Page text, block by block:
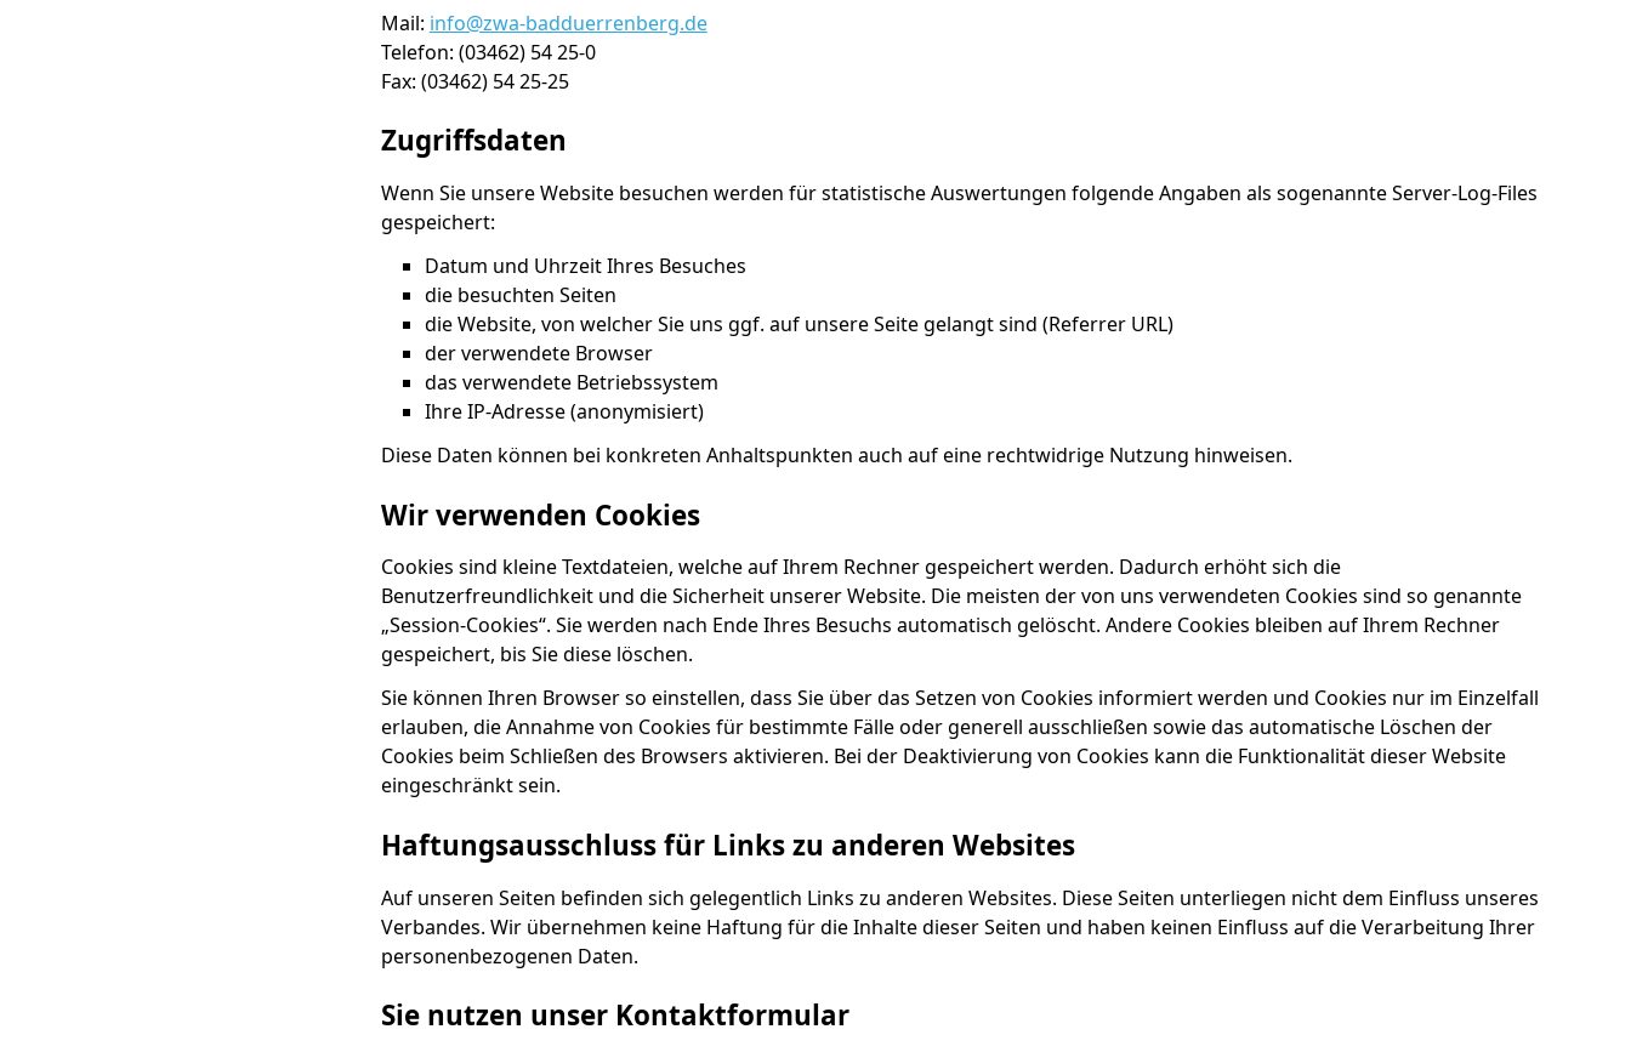
Mail: info@zwa-badduerrenberg.de
Telefon: (03462) 54 25-0
Fax: (03462) 54 25-25
Zugriffsdaten
Wenn Sie unsere Website besuchen werden für statistische Auswertungen folgende Angaben als sogenannte Server-Log-Files
gespeichert:
Datum und Uhrzeit Ihres Besuches
die besuchten Seiten
die Website, von welcher Sie uns ggf. auf unsere Seite gelangt sind (Referrer URL)
der verwendete Browser
das verwendete Betriebssystem
Ihre IP-Adresse (anonymisiert)
Diese Daten können bei konkreten Anhaltspunkten auch auf eine rechtwidrige Nutzung hinweisen.
Wir verwenden Cookies
Cookies sind kleine Textdateien, welche auf Ihrem Rechner gespeichert werden. Dadurch erhöht sich die
Benutzerfreundlichkeit und die Sicherheit unserer Website. Die meisten der von uns verwendeten Cookies sind so genannte
„Session-Cookies“. Sie werden nach Ende Ihres Besuchs automatisch gelöscht. Andere Cookies bleiben auf Ihrem Rechner
gespeichert, bis Sie diese löschen.
Sie können Ihren Browser so einstellen, dass Sie über das Setzen von Cookies informiert werden und Cookies nur im Einzelfall
erlauben, die Annahme von Cookies für bestimmte Fälle oder generell ausschließen sowie das automatische Löschen der
Cookies beim Schließen des Browsers aktivieren. Bei der Deaktivierung von Cookies kann die Funktionalität dieser Website
eingeschränkt sein.
Haftungsausschluss für Links zu anderen Websites
Auf unseren Seiten befinden sich gelegentlich Links zu anderen Websites. Diese Seiten unterliegen nicht dem Einfluss unseres
Verbandes. Wir übernehmen keine Haftung für die Inhalte dieser Seiten und haben keinen Einfluss auf die Verarbeitung Ihrer
personenbezogenen Daten.
Sie nutzen unser Kontaktformular